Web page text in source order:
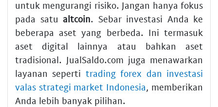
untuk mengurangi risiko. Jangan hanya fokus
pada satu altcoin. Sebar investasi Anda ke
beberapa aset yang berbeda. Ini termasuk
aset digital lainnya atau bahkan aset
tradisional. JualSaldo.com juga menawarkan
layanan seperti trading forex dan investasi
valas strategi market Indonesia, memberikan
Anda lebih banyak pilihan.